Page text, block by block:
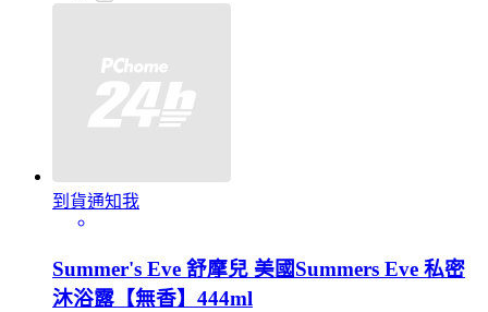
到貨通知我
Summer's Eve 舒摩兒 美國Summers Eve 私密
沐浴露【無香】444ml